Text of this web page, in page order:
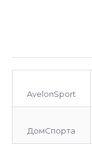
AvelonSport
ДомСпорта